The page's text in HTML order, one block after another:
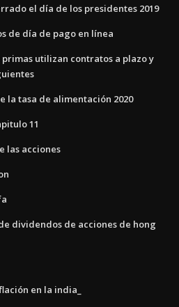
el día de los presidentes 2019
de día de pago en línea
utilizan contratos a plazo y
la tasa de alimentación 2020
11
las acciones
dividendos de acciones de hong
en la india_